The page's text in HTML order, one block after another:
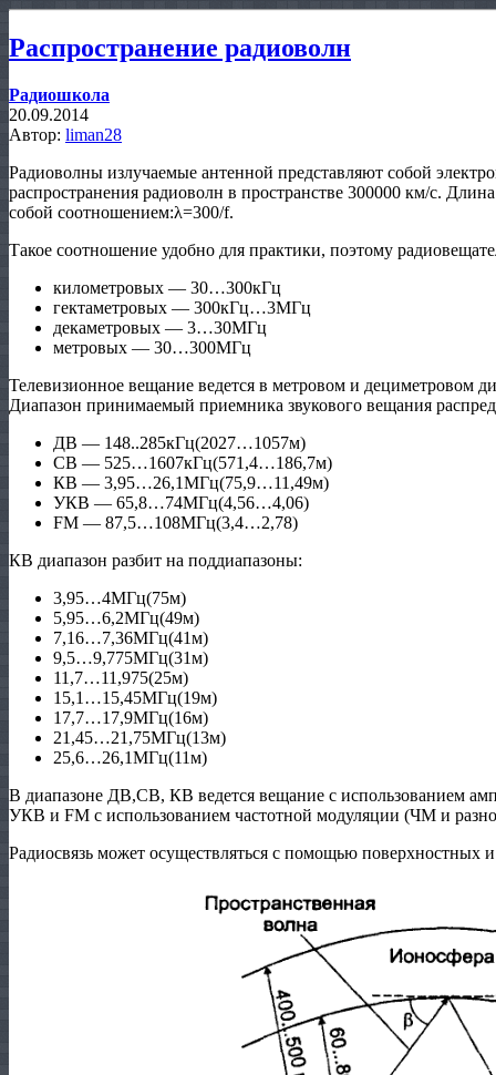
Распространение радиоволн
Радиошкола
20.09.2014
Автор: liman28
Радиоволны излучаемые антенной представляют собой
распространения радиоволн в пространстве 300000 км/с.
собой соотношением:λ=300/f.
Такое соотношение удобно для практики, поэтому
километровых — 30…300кГц
гектаметровых — 300кГц…3МГц
декаметровых — 3…30МГц
метровых — 30…300МГц
Телевизионное вещание ведется в метровом и дециметровом
Диапазон принимаемый приемника звукового вещания
ДВ — 148..285кГц(2027…1057м)
СВ — 525…1607кГц(571,4…186,7м)
КВ — 3,95…26,1МГц(75,9…11,49м)
УКВ — 65,8…74МГц(4,56…4,06)
FM — 87,5…108МГц(3,4…2,78)
КВ диапазон разбит на поддиапазоны:
3,95…4МГц(75м)
5,95…6,2МГц(49м)
7,16…7,36МГц(41м)
9,5…9,775МГц(31м)
11,7…11,975(25м)
15,1…15,45МГц(19м)
17,7…17,9МГц(16м)
21,45…21,75МГц(13м)
25,6…26,1МГц(11м)
В диапазоне ДВ,СВ, КВ ведется вещание с использованием
УКВ и FM с использованием частотной модуляции (ЧМ и
Радиосвязь может осуществляться с помощью поверхностных